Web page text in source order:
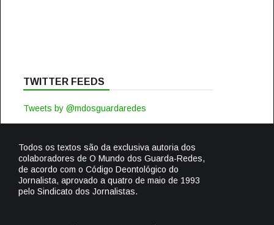
TWITTER FEEDS
Tweets by @mdosguardaredes
Todos os textos são da exclusiva autoria dos
colaboradores de O Mundo dos Guarda-Redes,
de acordo com o Código Deontológico do
Jornalista, aprovado a quatro de maio de 1993
pelo Sindicato dos Jornalistas.